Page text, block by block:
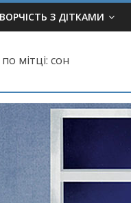
З ДІТКАМИ
мітці: сон